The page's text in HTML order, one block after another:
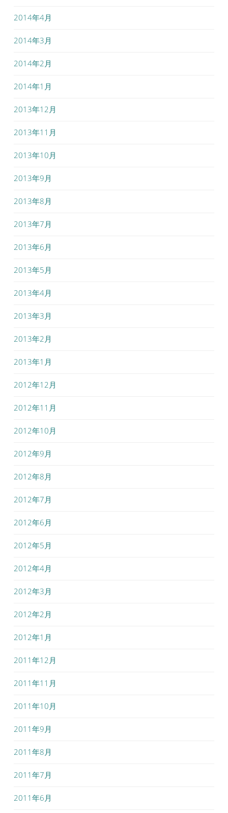
2014年4月
2014年3月
2014年2月
2014年1月
2013年12月
2013年11月
2013年10月
2013年9月
2013年8月
2013年7月
2013年6月
2013年5月
2013年4月
2013年3月
2013年2月
2013年1月
2012年12月
2012年11月
2012年10月
2012年9月
2012年8月
2012年7月
2012年6月
2012年5月
2012年4月
2012年3月
2012年2月
2012年1月
2011年12月
2011年11月
2011年10月
2011年9月
2011年8月
2011年7月
2011年6月